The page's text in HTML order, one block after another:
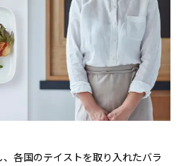
各国のテイストを取り入れたバラ